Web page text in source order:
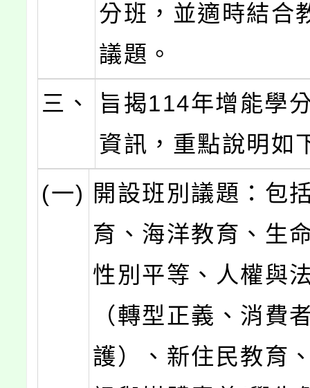
分班，並適時結合
議題。
三、
旨揭114年增能學
資訊，重點說明如
(一) 開設班別議題：包
育、海洋教育、生
性別平等、人權與
（轉型正義、消費
護）、新住民教育